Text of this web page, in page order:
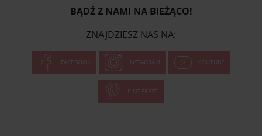
BĄDŹ Z NAMI NA BIEŻĄCO!
ZNAJDZIESZ NAS NA:
FACEBOOK INSTAGRAM YOUTUBE
PINTEREST